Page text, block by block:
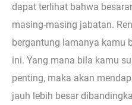
dapat terlihat bahwa
masing-masing jabatan.
bergantung lamanya kamu
ini. Yang mana bila kamu
penting, maka akan
jauh lebih besar